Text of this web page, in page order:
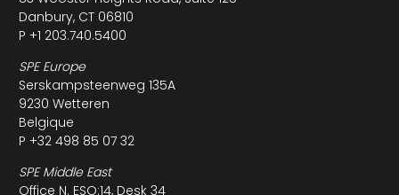
Danbury, CT 06810
P +1 203.740.5400
SPE Europe
Serskampsteenweg 135A
9230 Wetteren
Belgique
P +32 498 85 07 32
SPE Middle East
Office N. ESO:14, Desk 34